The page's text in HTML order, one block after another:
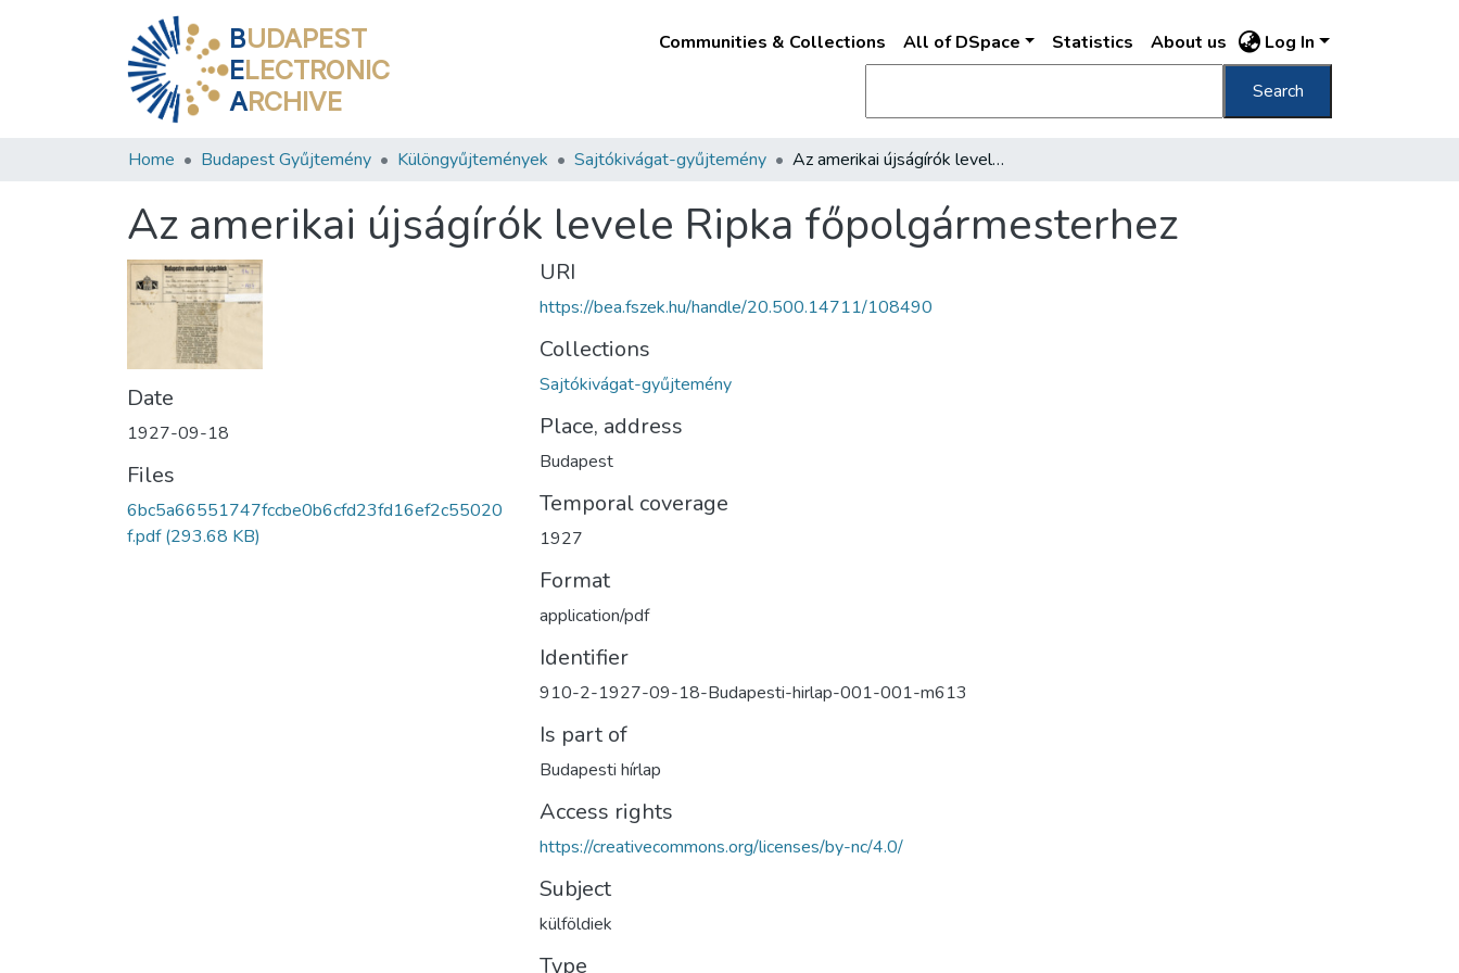
BUDAPEST
ELECTRONIC
ARCHIVE
Communities & Collections All of DSpace Statistics About us Log In
Search
Home Budapest Gyűjtemény Különgyűjtemények Sajtókivágat-gyűjtemény Az amerikai újságírók levele Ripka főpolgármesterhez
Az amerikai újságírók levele Ripka főpolgármesterhez
Date
1927-09-18
Files
6bc5a66551747fccbe0b6cfd23fd16ef2c55020
f.pdf(293.68 KB)
URI
https://bea.fszek.hu/handle/20.500.14711/108490
Collections
Sajtókivágat-gyűjtemény
Place, address
Budapest
Temporal coverage
1927
Format
application/pdf
Identifier
910-2-1927-09-18-Budapesti-hirlap-001-001-m613
Is part of
Budapesti hírlap
Access rights
https://creativecommons.org/licenses/by-nc/4.0/
Subject
külföldiek
Type